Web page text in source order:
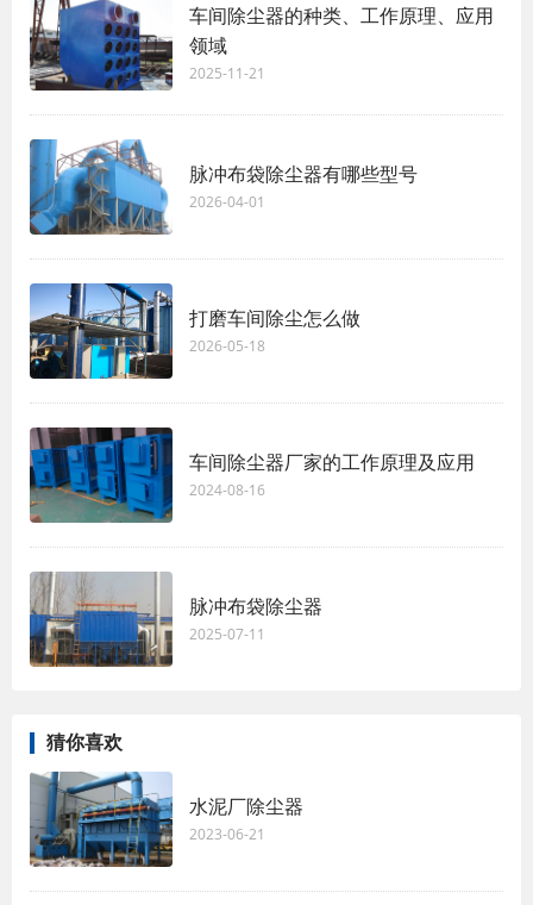
车间除尘器的种类、工作原理、应用
领域
2025-11-21
脉冲布袋除尘器有哪些型号
2026-04-01
打磨车间除尘怎么做
2026-05-18
车间除尘器厂家的工作原理及应用
2024-08-16
脉冲布袋除尘器
2025-07-11
猜你喜欢
水泥厂除尘器
2023-06-21